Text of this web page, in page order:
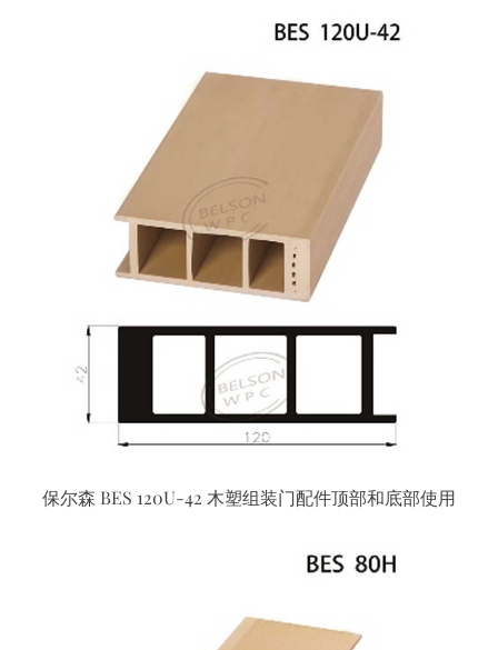
保尔森 BES 120U-42 木塑组装门配件顶部和底部使用